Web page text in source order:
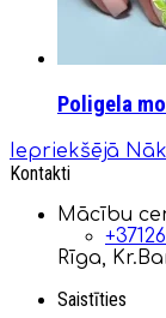
Poligela
Iepriekšējā
Kontakti
Mācību
Rīga,
Saistīties